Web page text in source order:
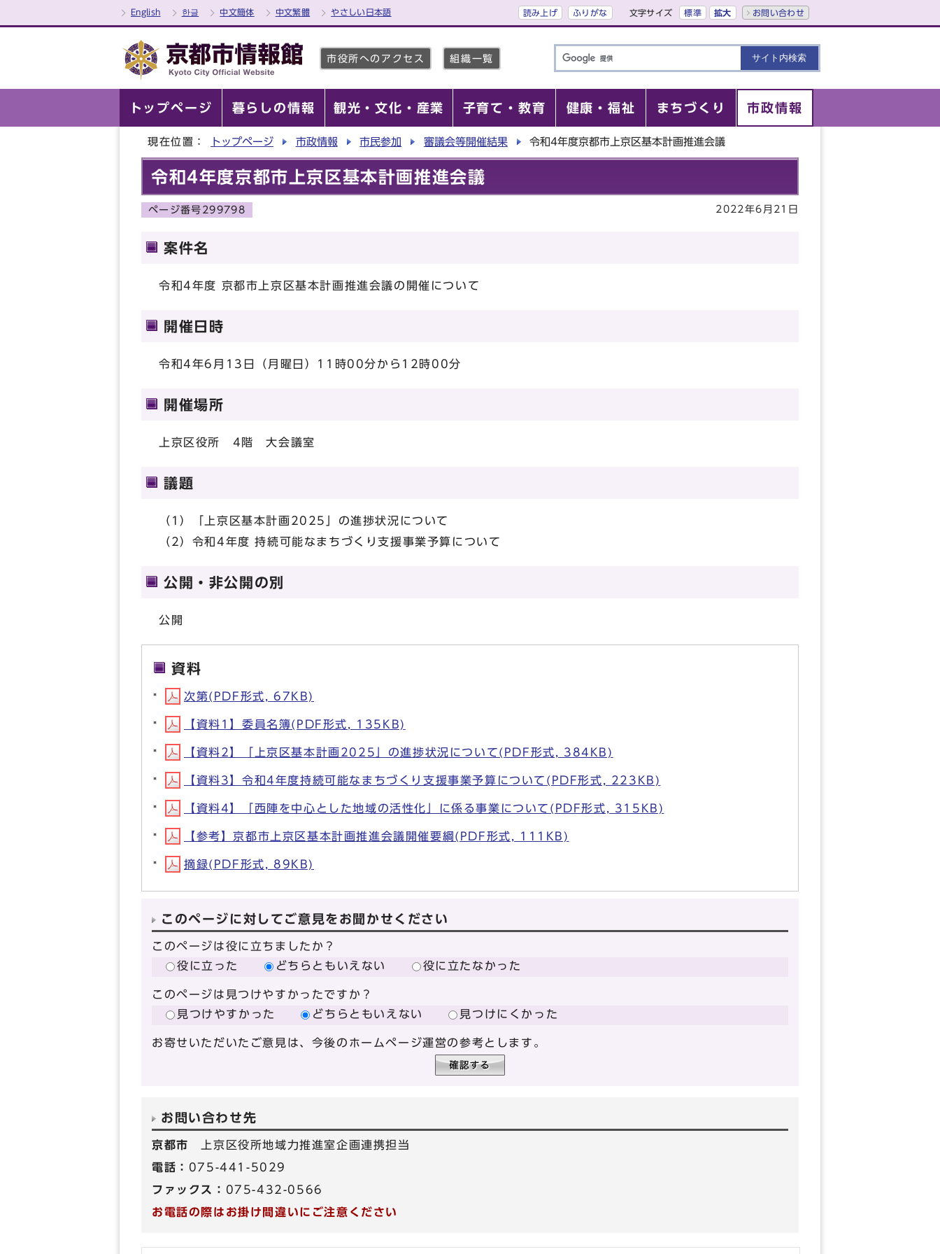
English 한글 中文簡体 中文繁體 やさしい日本語 読み上げ ふりがな 文字サイズ 標準 拡大 お問い合わせ
市役所へのアクセス 組織一覧
トップページ 暮らしの情報 観光・文化・産業 子育て・教育 健康・福祉 まちづくり 市政情報
現在位置： トップページ 市政情報 市民参加 審議会等開催結果 令和4年度京都市上京区基本計画推進会議
令和4年度京都市上京区基本計画推進会議
ページ番号299798 2022年6月21日
案件名
令和4年度 京都市上京区基本計画推進会議の開催について
開催日時
令和4年6月13日（月曜日）11時00分から12時00分
開催場所
上京区役所 4階 大会議室
議題
（1）「上京区基本計画2025」の進捗状況について
（2）令和4年度 持続可能なまちづくり支援事業予算について
公開・非公開の別
公開
資料
次第(PDF形式, 67KB)
【資料1】委員名簿(PDF形式, 135KB)
【資料2】「上京区基本計画2025」の進捗状況について(PDF形式, 384KB)
【資料3】令和4年度持続可能なまちづくり支援事業予算について(PDF形式, 223KB)
【資料4】「西陣を中心とした地域の活性化」に係る事業について(PDF形式, 315KB)
【参考】京都市上京区基本計画推進会議開催要綱(PDF形式, 111KB)
摘録(PDF形式, 89KB)
このページに対してご意見をお聞かせください
このページは役に立ちましたか？
役に立った
どちらともいえない 役に立たなかった
このページは見つけやすかったですか？
見つけやすかった
どちらともいえない 見つけにくかった
お寄せいただいたご意見は、今後のホームページ運営の参考とします。
お問い合わせ先
京都市
上京区役所地域力推進室企画連携担当
電話： 075-441-5029
ファックス： 075-432-0566
お電話の際はお掛け間違いにご注意ください